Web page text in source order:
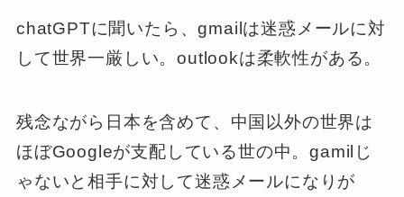
chatGPTに聞いたら、gmailは迷惑メールに対
して世界一厳しい。outlookは柔軟性がある。
残念ながら日本を含めて、中国以外の世界は
ほぼGoogleが支配している世の中。gamilじ
ゃないと相手に対して迷惑メールになりが